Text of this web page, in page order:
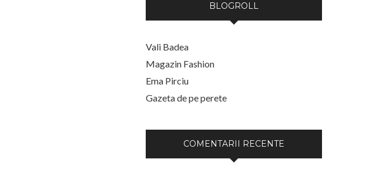
BLOGROLL
Vali Badea
Magazin Fashion
Ema Pirciu
Gazeta de pe perete
COMENTARII RECENTE